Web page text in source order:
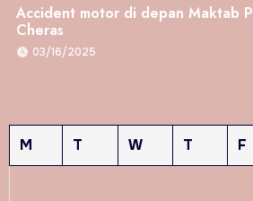
Accident motor di depan Maktab
Cheras
03/16/2025
M T W T F